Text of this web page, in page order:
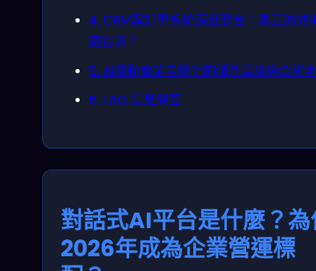
4. CRM與訂單系統深度整合：真正的效
躍在哪？
5. AI驅動商業自動化的隱性風險與合規
6. FAQ 常見問答
對話式AI平台是什麼？
2026年成為企業營運標